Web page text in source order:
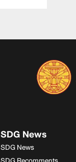
SDG News
SDG News